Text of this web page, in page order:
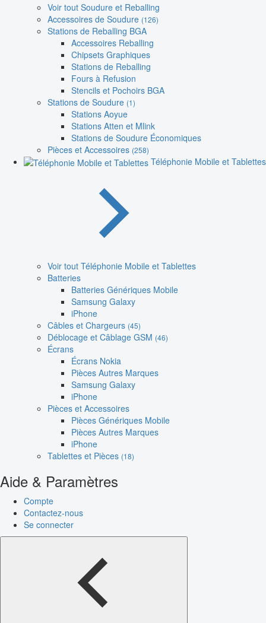
Voir tout Soudure et Reballing
Accessoires de Soudure (126)
Stations de Reballing BGA
Accessoires Reballing
Chipsets Graphiques
Stations de Reballing
Fours à Refusion
Stencils et Pochoirs BGA
Stations de Soudure (1)
Stations Aoyue
Stations Atten et Mlink
Stations de Soudure Économiques
Pièces et Accessoires (258)
Téléphonie Mobile et Tablettes
Voir tout Téléphonie Mobile et Tablettes
Batteries
Batteries Génériques Mobile
Samsung Galaxy
iPhone
Câbles et Chargeurs (45)
Déblocage et Câblage GSM (46)
Écrans
Écrans Nokia
Pièces Autres Marques
Samsung Galaxy
iPhone
Pièces et Accessoires
Pièces Génériques Mobile
Pièces Autres Marques
iPhone
Tablettes et Pièces (18)
Aide & Paramètres
Compte
Contactez-nous
Se connecter